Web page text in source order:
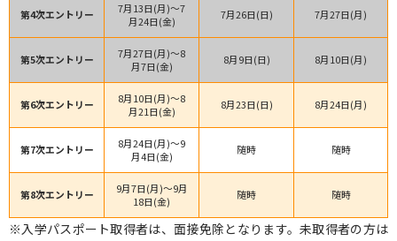
第4次エントリー 7月13日(月)～7
月24日(金)
7月26日(日) 7月27日(月)
第5次エントリー 7月27日(月)～8
月7日(金)
8月9日(日) 8月10日(月)
第6次エントリー 8月10日(月)～8
月21日(金)
8月23日(日) 8月24日(月)
第7次エントリー 8月24日(月)～9
月4日(金)
随時 随時
第8次エントリー 9月7日(月)～9月
18日(金)
随時 随時
※入学パスポート取得者は、面接免除となります。未取得者の方は